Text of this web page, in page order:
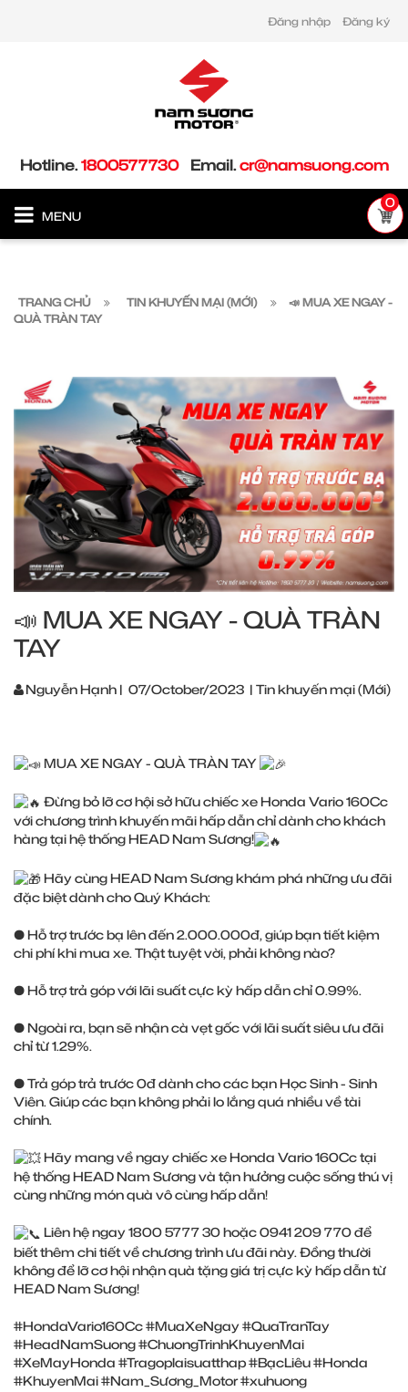
Đăng nhập Đăng ký
Hotline.1800577730 Email.cr@namsuong.com
MENU
0
TRANG CHỦ TIN KHUYẾN MẠI (MỚI)
📣 MUA XE NGAY -
QUÀ TRÀN TAY
📣 MUA XE NGAY - QUÀ TRÀN
TAY
Nguyễn Hạnh | 07/October/2023 | Tin khuyến mại (Mới)
MUA XE NGAY - QUÀ TRÀN TAY
Đừng bỏ lỡ cơ hội sở hữu chiếc xe Honda Vario 160Cc
với chương trình khuyến mãi hấp dẫn chỉ dành cho khách
hàng tại hệ thống HEAD Nam Sương!
Hãy cùng HEAD Nam Sương khám phá những ưu đãi
đặc biệt dành cho Quý Khách:
● Hỗ trợ trước bạ lên đến 2.000.000đ, giúp bạn tiết kiệm
chi phí khi mua xe. Thật tuyệt vời, phải không nào?
● Hỗ trợ trả góp với lãi suất cực kỳ hấp dẫn chỉ 0.99%.
● Ngoài ra, bạn sẽ nhận cà vẹt gốc với lãi suất siêu ưu đãi
chỉ từ 1.29%.
● Trả góp trả trước 0đ dành cho các bạn Học Sinh - Sinh
Viên. Giúp các bạn không phải lo lắng quá nhiều về tài
chính.
Hãy mang về ngay chiếc xe Honda Vario 160Cc tại
hệ thống HEAD Nam Sương và tận hưởng cuộc sống thú vị
cùng những món quà vô cùng hấp dẫn!
Liên hệ ngay 1800 5777 30 hoặc 0941 209 770 để
biết thêm chi tiết về chương trình ưu đãi này. Đồng thười
không để lỡ cơ hội nhận quà tặng giá trị cực kỳ hấp dẫn từ
HEAD Nam Sương!
#HondaVario160Cc#MuaXeNgay#QuaTranTay
#HeadNamSuong#ChuongTrinhKhuyenMai
#XeMayHonda #Tragoplaisuatthap#BạcLiêu#Honda
#KhuyenMai#Nam_Sương_Motor#xuhuong